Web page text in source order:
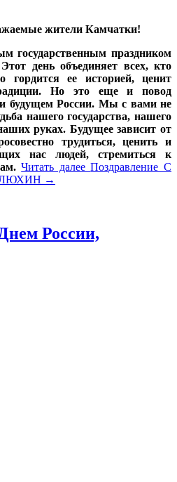
жители Камчатки!
государственным праздником
день объединяет всех, кто
гордится ее историей, ценит
Но это еще и повод
будущем России. Мы с вами не
нашего государства, нашего
руках. Будущее зависит от
трудиться, ценить и
нас людей, стремиться к
Читать далееПоздравление С
→
России,